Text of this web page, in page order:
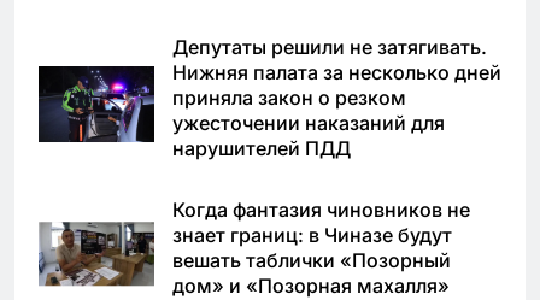
Депутаты решили не затягивать.
Нижняя палата за несколько дней
приняла закон о резком
ужесточении наказаний для
нарушителей ПДД
Когда фантазия чиновников не
знает границ: в Чиназе будут
вешать таблички «Позорный
дом» и «Позорная махалля»